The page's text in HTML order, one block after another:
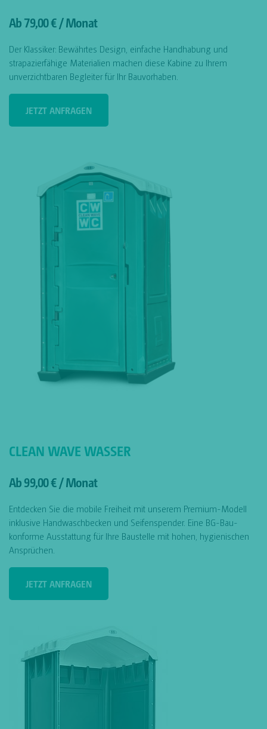
Ab 79,00 € / Monat
Der Klassiker: Bewährtes Design, einfache Handhabung und
strapazierfähige Materialien machen diese Kabine zu Ihrem
unverzichtbaren Begleiter für Ihr Bauvorhaben.
JETZT ANFRAGEN
CLEAN WAVE WASSER
Ab 99,00 € / Monat
Entdecken Sie die mobile Freiheit mit unserem Premium-Modell
inklusive Handwaschbecken und Seifenspender. Eine BG-Bau-
konforme Ausstattung für Ihre Baustelle mit hohen, hygienischen
Ansprüchen.
JETZT ANFRAGEN